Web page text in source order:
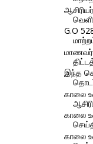
G.O
இந்த
காலை
காலை
காலை